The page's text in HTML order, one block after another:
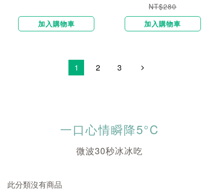
加入購物車
NT$280
加入購物車
1 2 3
一口心情瞬降5°C
微波30秒冰冰吃
此分類沒有商品